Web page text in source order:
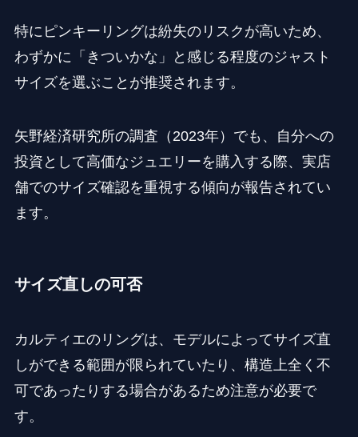
特にピンキーリングは紛失のリスクが高いため、
わずかに「きついかな」と感じる程度のジャスト
サイズを選ぶことが推奨されます。
矢野経済研究所の調査（2023年）でも、自分への
投資として高価なジュエリーを購入する際、実店
舗でのサイズ確認を重視する傾向が報告されてい
ます。
サイズ直しの可否
カルティエのリングは、モデルによってサイズ直
しができる範囲が限られていたり、構造上全く不
可であったりする場合があるため注意が必要で
す。